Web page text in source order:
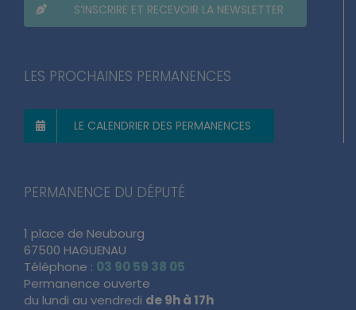
S’INSCRIRE ET RECEVOIR LA NEWSLETTER
LES PROCHAINES PERMANENCES
LE CALENDRIER DES PERMANENCES
PERMANENCE DU DÉPUTÉ
1 place de Neubourg
67500 HAGUENAU
Téléphone : 03 90 59 38 05
Permanence ouverte
du lundi au vendredi de 9h à 17h